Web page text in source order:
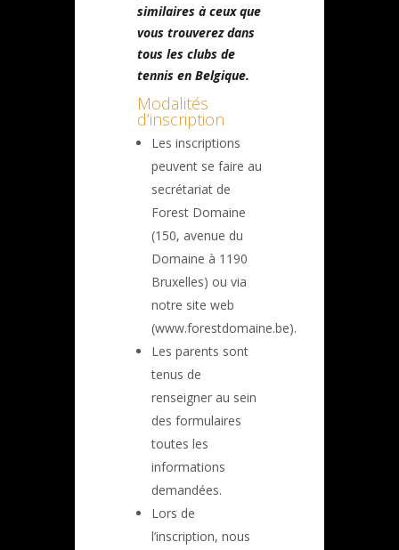
similaires à ceux que
vous trouverez dans
tous les clubs de
tennis en Belgique.
Modalités
d’inscription
Les inscriptions
peuvent se faire au
secrétariat de
Forest Domaine
(150, avenue du
Domaine à 1190
Bruxelles) ou via
notre site web
(www.forestdomaine.be).
Les parents sont
tenus de
renseigner au sein
des formulaires
toutes les
informations
demandées.
Lors de
l’inscription, nous